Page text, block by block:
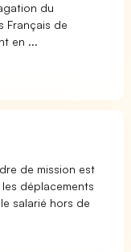
du
Français de
en ...
de mission est
déplacements
salarié hors de